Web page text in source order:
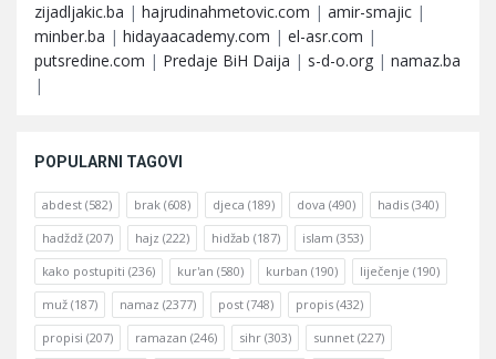
zijadljakic.ba | hajrudinahmetovic.com | amir-smajic |
minber.ba | hidayaacademy.com | el-asr.com |
putsredine.com | Predaje BiH Daija | s-d-o.org | namaz.ba
|
POPULARNI TAGOVI
abdest (582) brak (608) djeca (189) dova (490) hadis (340)
hadždž (207) hajz (222) hidžab (187) islam (353)
kako postupiti (236) kur'an (580) kurban (190) liječenje (190)
muž (187) namaz (2377) post (748) propis (432)
propisi (207) ramazan (246) sihr (303) sunnet (227)